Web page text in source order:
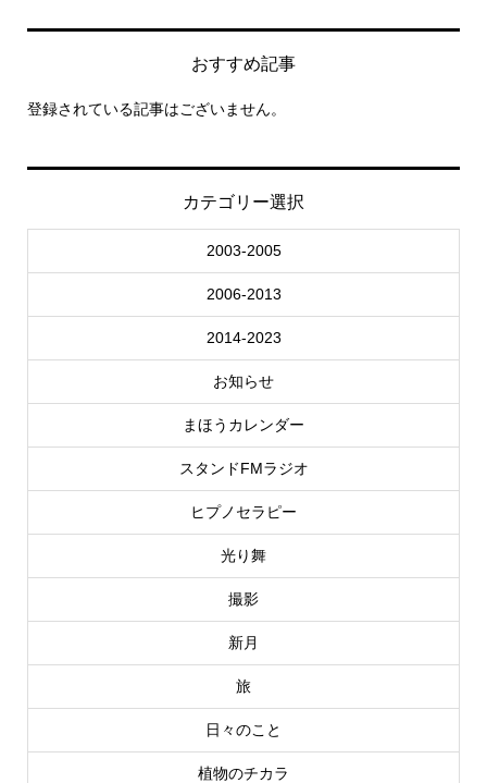
おすすめ記事
登録されている記事はございません。
カテゴリー選択
2003-2005
2006-2013
2014-2023
お知らせ
まほうカレンダー
スタンドFMラジオ
ヒプノセラピー
光り舞
撮影
新月
旅
日々のこと
植物のチカラ